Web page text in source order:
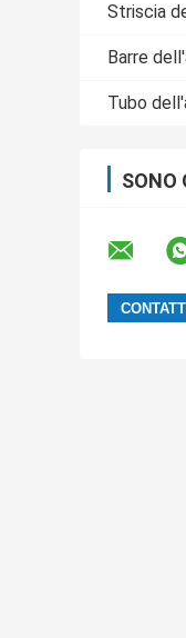
Striscia
Barre
Tubo
SONO